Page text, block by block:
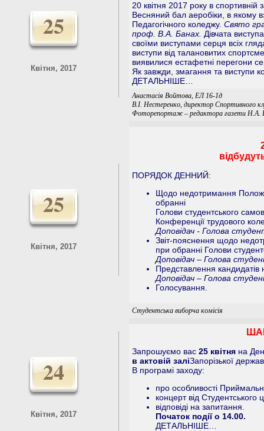
25
Квітня, 2017
20 квітня 2017 року в
Весняний бал аеробіки, в якому
Педагогічного коледжу. Свято
проф. В.А. Банах. Дівчата
своїми виступами серця всіх
виступи від талановитих
виявилися естафетні перегони
Як завжди, змагання та виступи
ДЕТАЛЬНІШЕ…
Анастасія Войтова, ЕЛ 16-1д
В.І. Нестеренко, директор Спортивного
Фоторепортаж – редактора газети Н.А.
25
Квітня, 2017
ПОРЯДОК ДЕННИЙ:
Щодо недотримання
обранні
Голови студентського
Конференції трудового
Доповідач - Голова
Звіт-пояснення щодо
при обранні Голови
Доповідач – Голова
Представлення
Доповідач – Голова
Голосування.
Студентська виборча комісія
24
Квітня, 2017
Запрошуємо вас 25 квітня на
в актовій заліЗапорізької
В програмі заходу:
про особливості
концерт від
відповіді на запитання.
Початок події о 14.00.
ДЕТАЛЬНІШЕ…